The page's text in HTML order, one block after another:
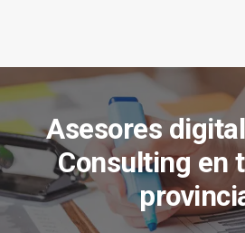
Asesores
Consulting en